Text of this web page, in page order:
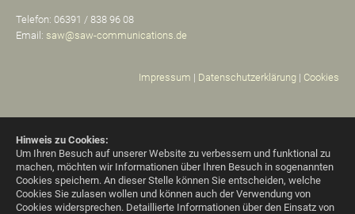
Hinweis zu Cookies:
Um Ihren Besuch auf unserer Website zu verbessern und funktional zu
machen, möchten wir Informationen über Ihren Besuch in sogenannten
Cookies speichern. An dieser Stelle können Sie entscheiden, welche
Cookies Sie zulasen wollen und können auch der Verwendung von
Cookies widersprechen. Detaillierte Informationen über den Einsatz von
Telefon: 06391 / 838 96 08
Email: saw@saw-communications.de
Impressum | Datenschutzerklärung | Cookies